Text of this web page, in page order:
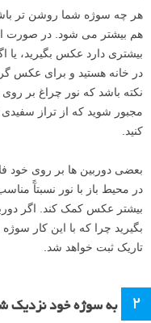
هر چه سوژه شما روشن تر
هم بیشتر می شود. در صورت
بیشتری دارد عکس بگیرید، یا
در خانه هستید و برای عکس
نکته باشد که نور چراغ بر
کنید.
بعضی دوربین ها بر روی خود
در محیط باز با نور نسبتآً
بیشتر عکس کمک کند. اگر
بگیرید چرا که با این کار
تاریک ثبت خواهد شد.
۲ به سوژه خود نزدیک